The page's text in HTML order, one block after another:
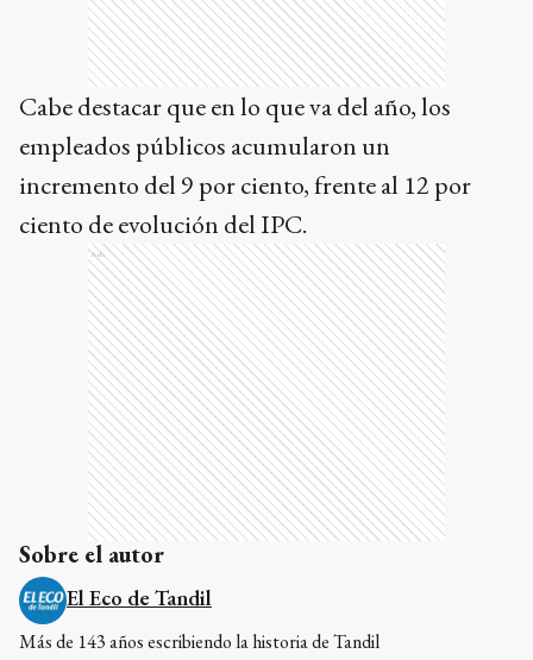
Cabe destacar que en lo que va del año, los
empleados públicos acumularon un
incremento del 9 por ciento, frente al 12 por
ciento de evolución del IPC.
Ads
Sobre el autor
El Eco de Tandil
Más de 143 años escribiendo la historia de Tandil